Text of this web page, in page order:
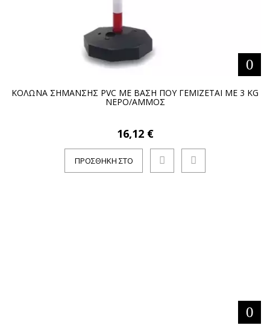
ΚΟΛΩΝΑ ΣΗΜΑΝΣΗΣ PVC ΜΕ ΒΑΣΗ ΠΟΥ ΓΕΜΙΖΕΤΑΙ ΜΕ 3 KG
ΝΕΡΟ/AMMOΣ
16,12 €
ΠΡΟΣΘΉΚΗ ΣΤΟ